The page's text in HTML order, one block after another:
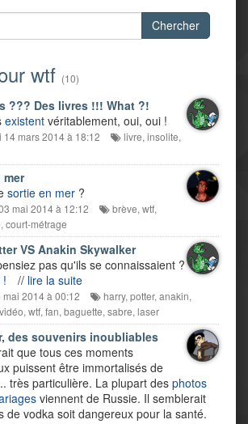
Chercher
wtf (10)
??? Des livres !!! What ?!
existent véritablement, oui, oui !
mars 2014 à 18:12 livre, insolite,
mer
sortie en mer ?
mai 2014 à 12:12 brève, wtf,
, court-métrage
VS Anakin Skywalker
pas qu'ils se connaissaient ?
!
// lire la suite
2014 à 00:12 harry, potter, anakin,
vidéo, wtf, fan, baguette, sabre, laser
des souvenirs inoubliables
que tous ces moments
puissent être immortalisés de
très particulière. La plupart des photos
viennent de Russie. Il semblerait
de vodka soit dangereux pour la santé.